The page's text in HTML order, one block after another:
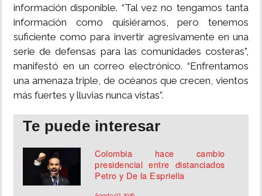
información disponible. “Tal vez no tengamos tanta
información como quisiéramos, pero tenemos
suficiente como para invertir agresivamente en una
serie de defensas para las comunidades costeras”,
manifestó en un correo electrónico. “Enfrentamos
una amenaza triple, de océanos que crecen, vientos
más fuertes y lluvias nunca vistas”.
Te puede interesar
Colombia hace cambio
presidencial entre distanciados
Petro y De la Espriella